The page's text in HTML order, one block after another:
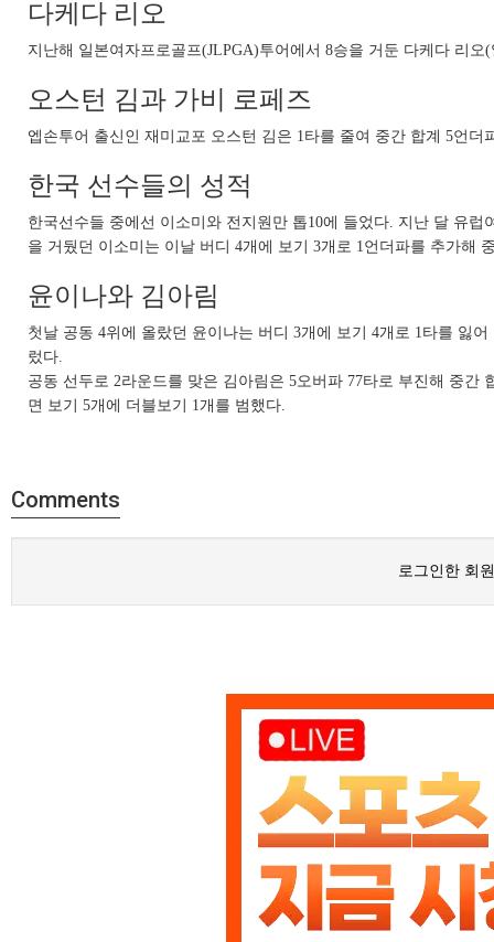
다케다 리오
지난해 일본여자프로골프(JLPGA)투어에서 8승을 거둔 다케다 리
오스턴 김과 가비 로페즈
엡손투어 출신인 재미교포 오스턴 김은 1타를 줄여 중간 합계 5언
한국 선수들의 성적
한국선수들 중에선 이소미와 전지원만 톱10에 들었다. 지난 달 유
을 거뒀던 이소미는 이날 버디 4개에 보기 3개로 1언더파를 추가해
윤이나와 김아림
첫날 공동 4위에 올랐던 윤이나는 버디 3개에 보기 4개로 1타를 잃
렀다.
공동 선두로 2라운드를 맞은 김아림은 5오버파 77타로 부진해 중간
면 보기 5개에 더블보기 1개를 범했다.
Comments
로그인한 회